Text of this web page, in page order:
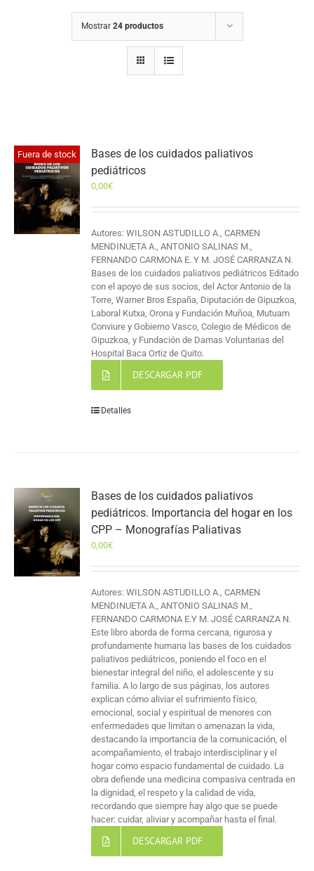
Mostrar 24 productos
Fuera de stock
Bases de los cuidados paliativos
pediátricos
0,00€
Autores: WILSON ASTUDILLO A., CARMEN
MENDINUETA A., ANTONIO SALINAS M.,
FERNANDO CARMONA E. Y M. JOSÉ CARRANZA N.
Bases de los cuidados paliativos pediátricos Editado
con el apoyo de sus socios, del Actor Antonio de la
Torre, Warner Bros España, Diputación de Gipuzkoa,
Laboral Kutxa, Orona y Fundación Muñoa, Mutuam
Conviure y Gobierno Vasco, Colegio de Médicos de
Gipuzkoa, y Fundación de Damas Voluntarias del
Hospital Baca Ortiz de Quito.
DESCARGAR PDF
Detalles
Bases de los cuidados paliativos
pediátricos. Importancia del hogar en los
CPP – Monografías Paliativas
0,00€
Autores: WILSON ASTUDILLO A., CARMEN
MENDINUETA A., ANTONIO SALINAS M.,
FERNANDO CARMONA E.Y M. JOSÉ CARRANZA N.
Este libro aborda de forma cercana, rigurosa y
profundamente humana las bases de los cuidados
paliativos pediátricos, poniendo el foco en el
bienestar integral del niño, el adolescente y su
familia. A lo largo de sus páginas, los autores
explican cómo aliviar el sufrimiento físico,
emocional, social y espiritual de menores con
enfermedades que limitan o amenazan la vida,
destacando la importancia de la comunicación, el
acompañamiento, el trabajo interdisciplinar y el
hogar como espacio fundamental de cuidado. La
obra defiende una medicina compasiva centrada en
la dignidad, el respeto y la calidad de vida,
recordando que siempre hay algo que se puede
hacer: cuidar, aliviar y acompañar hasta el final.
DESCARGAR PDF